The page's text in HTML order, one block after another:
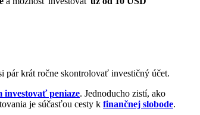
pár krát ročne skontrolovať investičný účet.
investovať peniaze. Jednoducho zistí, ako
je súčasťou cesty k finančnej slobode.